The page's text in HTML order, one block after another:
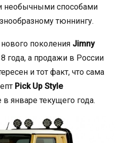
необычными способами
тюннингу.
поколения Jimny
года, а продажи в России
и тот факт, что сама
Pick Up Style
январе текущего года.